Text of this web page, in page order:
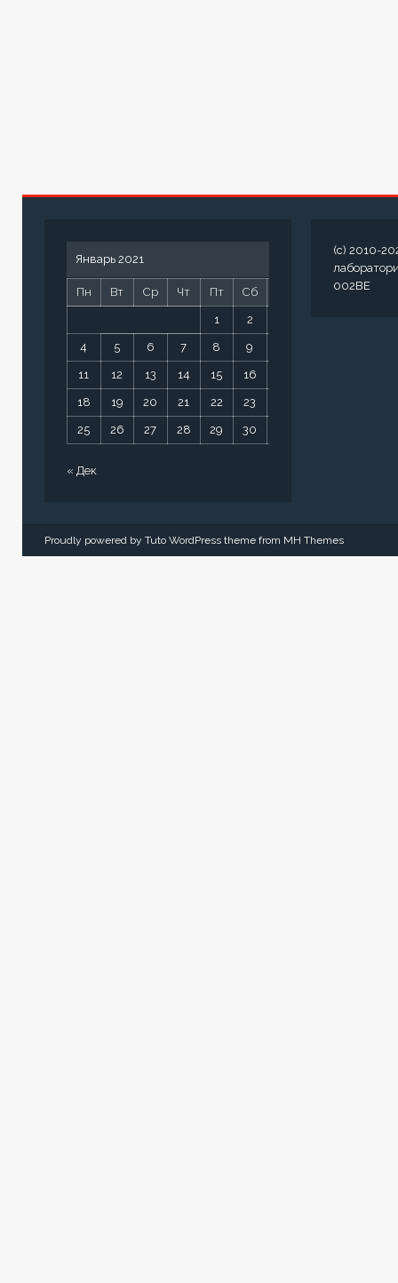
Январь 2021
Пн Вт Ср Чт Пт Сб
1 2
4 5 6 7 8 9
11 12 13 14 15 16
18 19 20 21 22 23
25 26 27 28 29 30
« Дек
(c) 2010-
002BE
Proudly powered by Tuto WordPress theme from MH Themes